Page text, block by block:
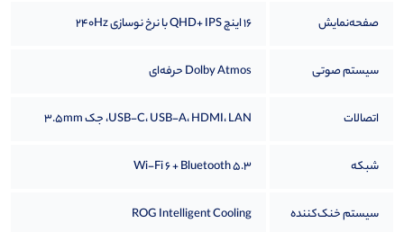
صفحه‌نمایش 16 اینچ QHD+ IPS با نرخ نوسازی 240Hz
سیستم صوتی Dolby Atmos حرفه‌ای
اتصالات USB-C، USB-A، HDMI، LAN، جک 3.5mm
شبکه Wi-Fi 6 + Bluetooth 5.3
سیستم خنک‌کننده ROG Intelligent Cooling